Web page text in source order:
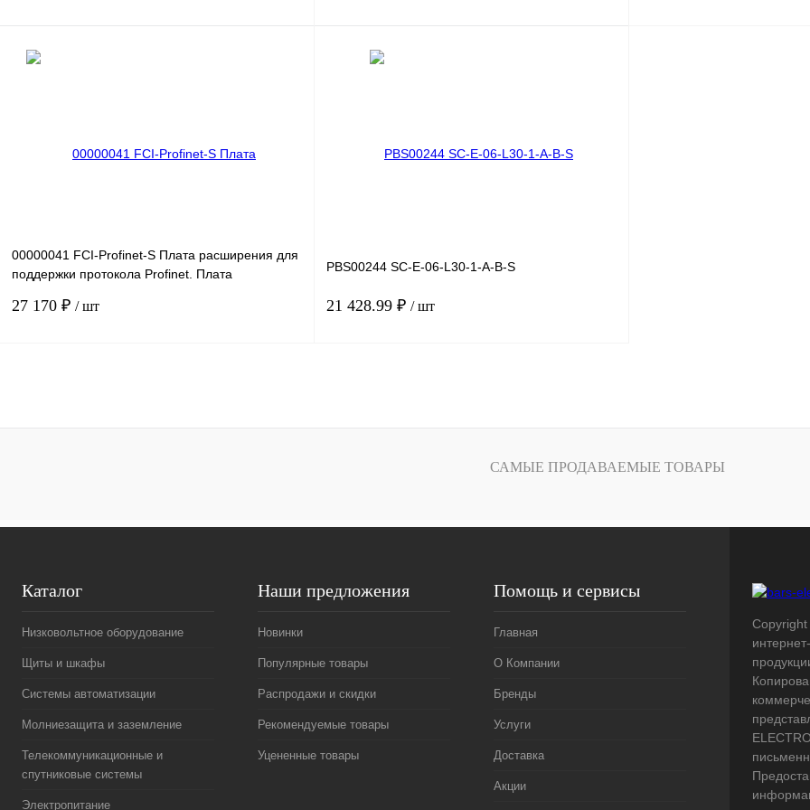
00000041 FCI-Profinet-S Плата расширения для
поддержки протокола Profinet. Плата
27 170 ₽ / шт
Купить в 1 клик Сравнение
PBS00244 SC-E-06-L30-1-A-B-S
21 428.99 ₽ / шт
Купить в 1 клик Сравнение
САМЫЕ ПРОДАВАЕМЫЕ ТОВАРЫ
Каталог
Низковольтное оборудование
Щиты и шкафы
Системы автоматизации
Молниезащита и заземление
Телекоммуникационные и
спутниковые системы
Электропитание
Наши предложения
Новинки
Популярные товары
Распродажи и скидки
Рекомендуемые товары
Уцененные товары
Помощь и сервисы
Главная
О Компании
Бренды
Услуги
Доставка
Акции